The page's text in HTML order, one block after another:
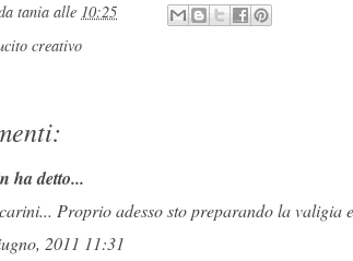
tania alle 10:25
creativo
ha detto...
Proprio adesso sto preparando la valigia
2011 11:31